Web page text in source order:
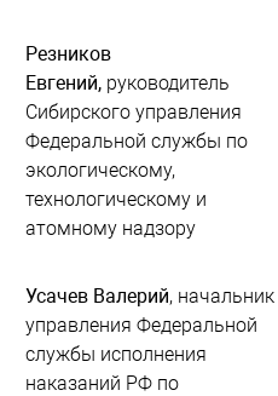
Резников
Евгений, руководитель
Сибирского управления
Федеральной службы по
экологическому,
технологическому и
атомному надзору
Усачев Валерий, начальник
управления Федеральной
службы исполнения
наказаний РФ по